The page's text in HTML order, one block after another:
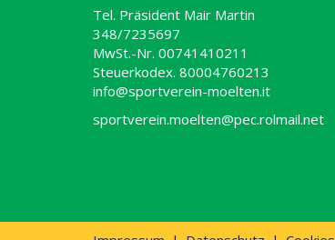
Tel. Präsident Mair Martin
348/7235697
MwSt.-Nr. 00741410211
Steuerkodex. 80004760213
info@sportverein-moelten.it
sportverein.moelten@pec.rolmail.net